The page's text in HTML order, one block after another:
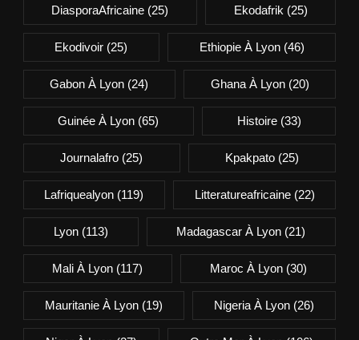
DiasporaAfricaine (25) Ekodafrik (25)
Ekodivoir (25) Ethiopie À Lyon(46)
Gabon À Lyon (24) Ghana À Lyon(20)
Guinée À Lyon (65) Histoire(33)
Journalafro (25) Kpakpato(25)
Lafriquealyon (119) Litteratureafricaine(22)
Lyon(113) Madagascar À Lyon (21)
Mali À Lyon (117) Maroc À Lyon(30)
Mauritanie À Lyon(19) Nigeria À Lyon (26)